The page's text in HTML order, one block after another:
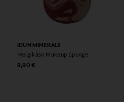
IDUN MINERALS
Meigikäsn Makeup Sponge
Original Price
9,90 €